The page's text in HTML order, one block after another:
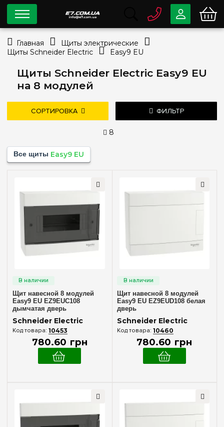
Щиты Schneider Electric Easy9 EU
на 8 модулей
СОРТИРОВКА ФИЛЬТР
Наружный (2)
Количество модулей
8
12(+4)
18(+4)
24
Дверца
Дымчатая(2)
Непрозрачная
Ширина, мм
8
Все щиты Easy9 EU
Щит навесной 8 модулей
Easy9 EU EZ9EUC108
дымчатая дверь
Schneider Electric
10453
780.60 грн
Щит навесной 8 модулей
Easy9 EU EZ9EUD108 белая
дверь
Schneider Electric
10460
780.60 грн
0 800 33-63-07
info@e7.com.ua
044334-79-78
Главная
Щиты электрические
Щиты Schneider Electric
Easy9 EU